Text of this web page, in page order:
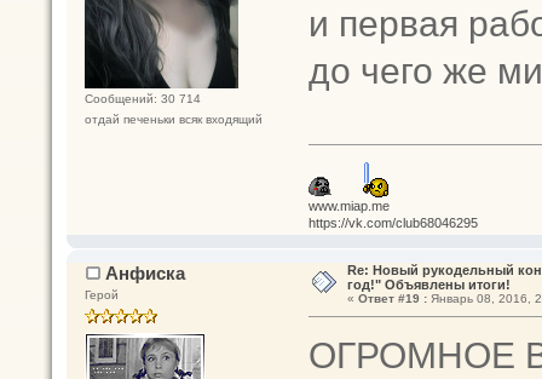
Сообщений: 30 714
отдай печеньки всяк входящий
и первая
до чего же
www.miap.me
https://vk.com/club68046295
Анфиска
Герой
Re: Новый рукодельный
год!" Объявлены итоги!
« Ответ #19 :Январь 08, 2016,
ОГРОМНОЕ